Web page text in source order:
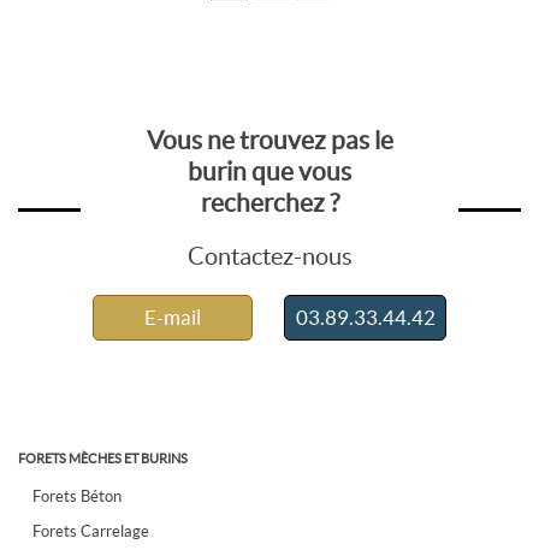
Vous ne trouvez pas le
burin que vous
recherchez ?
Contactez-nous
E-mail 03.89.33.44.42
FORETS MÈCHES ET BURINS
Forets Béton
Forets Carrelage